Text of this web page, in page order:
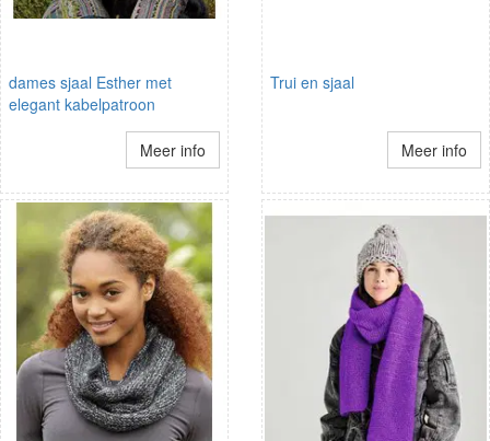
dames sjaal Esther met
elegant kabelpatroon
Meer info
Trui en sjaal
Meer info